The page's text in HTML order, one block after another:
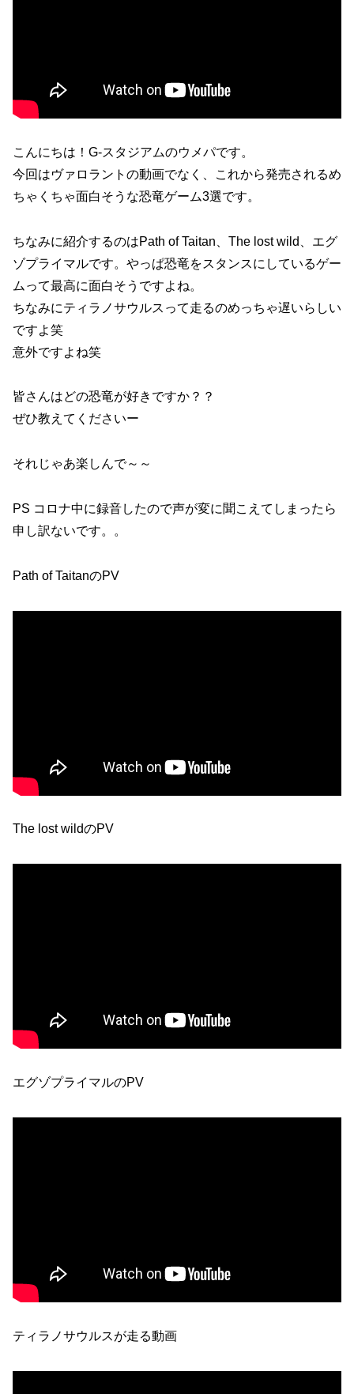
こんにちは！G-スタジアムのウメパです。
今回はヴァロラントの動画でなく、これから発売されるめ
ちゃくちゃ面白そうな恐竜ゲーム3選です。
ちなみに紹介するのはPath of Taitan、The lost wild、エグ
ゾプライマルです。やっぱ恐竜をスタンスにしているゲー
ムって最高に面白そうですよね。
ちなみにティラノサウルスって走るのめっちゃ遅いらしい
ですよ笑
意外ですよね笑
皆さんはどの恐竜が好きですか？？
ぜひ教えてくださいー
それじゃあ楽しんで～～
PS コロナ中に録音したので声が変に聞こえてしまったら
申し訳ないです。。
Path of TaitanのPV
The lost wildのPV
エグゾプライマルのPV
ティラノサウルスが走る動画